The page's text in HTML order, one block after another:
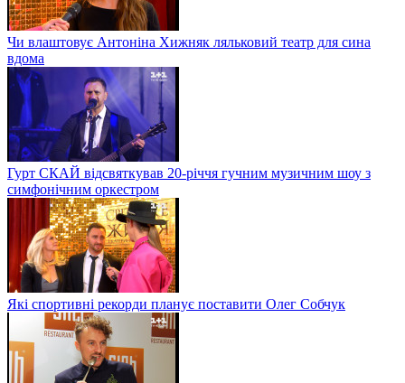
Чи влаштовує Антоніна Хижняк ляльковий театр для сина
вдома
Гурт СКАЙ відсвяткував 20-річчя гучним музичним шоу з
симфонічним оркестром
Які спортивні рекорди планує поставити Олег Собчук